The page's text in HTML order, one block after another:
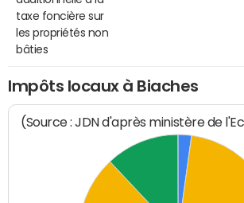
taxe foncière sur
les propriétés non
bâties
Impôts locaux à Biaches
(Source : JDN d'après ministère de